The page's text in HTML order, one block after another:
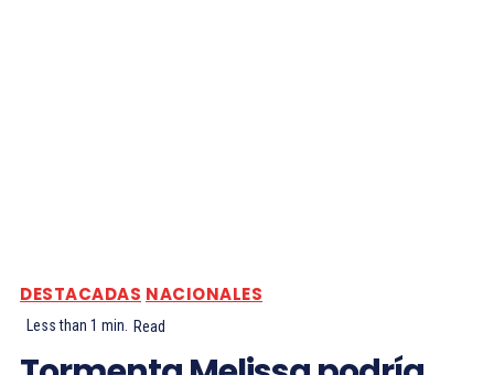
DESTACADAS NACIONALES
Less than 1 min. Read